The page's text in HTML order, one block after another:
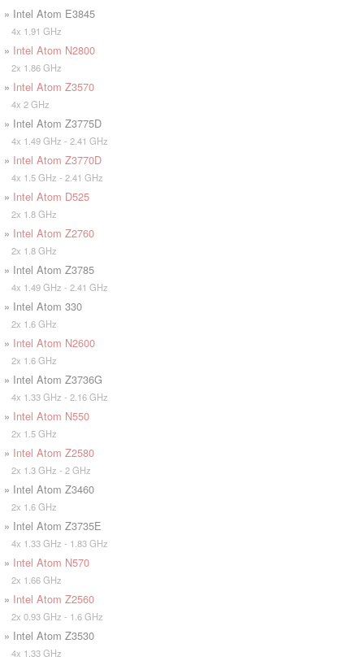
» Intel Atom E3845
4x 1.91 GHz
» Intel Atom N2800
2x 1.86 GHz
» Intel Atom Z3570
4x 2 GHz
» Intel Atom Z3775D
4x 1.49 GHz - 2.41 GHz
» Intel Atom Z3770D
4x 1.5 GHz - 2.41 GHz
» Intel Atom D525
2x 1.8 GHz
» Intel Atom Z2760
2x 1.8 GHz
» Intel Atom Z3785
4x 1.49 GHz - 2.41 GHz
» Intel Atom 330
2x 1.6 GHz
» Intel Atom N2600
2x 1.6 GHz
» Intel Atom Z3736G
4x 1.33 GHz - 2.16 GHz
» Intel Atom N550
2x 1.5 GHz
» Intel Atom Z2580
2x 1.3 GHz - 2 GHz
» Intel Atom Z3460
2x 1.6 GHz
» Intel Atom Z3735E
4x 1.33 GHz - 1.83 GHz
» Intel Atom N570
2x 1.66 GHz
» Intel Atom Z2560
2x 0.93 GHz - 1.6 GHz
» Intel Atom Z3530
4x 1.33 GHz